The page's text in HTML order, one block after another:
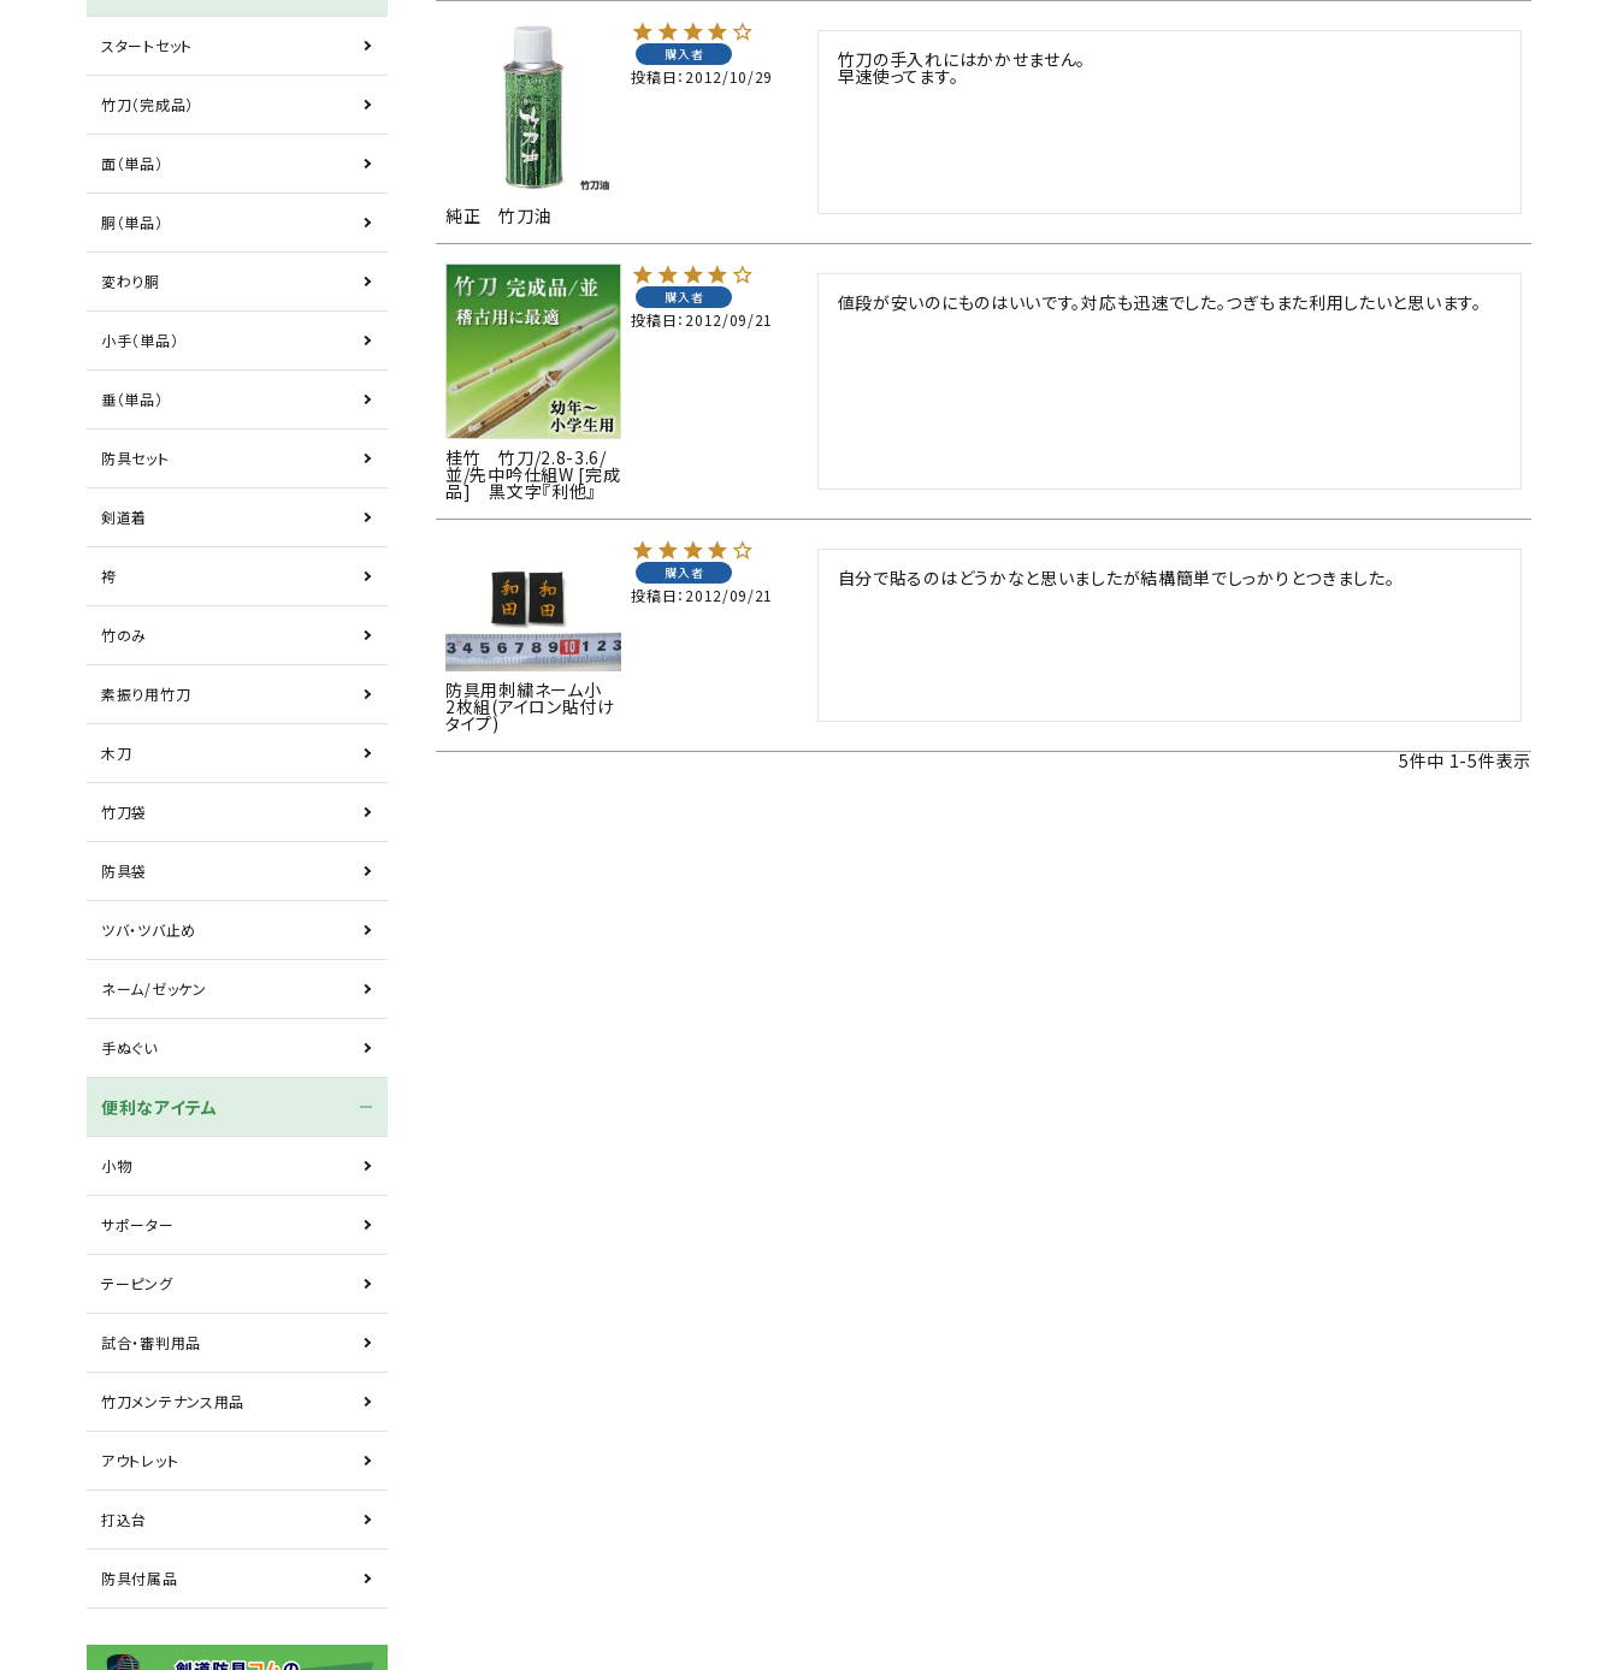
スタートセット
竹刀（完成品）
面（単品）
胴（単品）
変わり胴
小手（単品）
垂（単品）
防具セット
剣道着
袴
竹のみ
素振り用竹刀
木刀
竹刀袋
防具袋
ツバ・ツバ止め
ネーム/ゼッケン
手ぬぐい
便利なアイテム
小物
サポーター
テーピング
試合・審判用品
竹刀メンテナンス用品
アウトレット
打込台
防具付属品
純正 竹刀油
購入者
投稿日 2012/10/29
竹刀の手入れにはかかせません。
早速使ってます。
桂竹 竹刀/2.8-3.6/
並/先中吟仕組W [完成
品] 黒文字『利他』
購入者
投稿日 2012/09/21
値段が安いのにものはいいです。対応も迅速でした。つぎもまた利用したいと思います。
防具用刺繍ネーム小
2枚組(アイロン貼付け
タイプ)
購入者
投稿日 2012/09/21
自分で貼るのはどうかなと思いましたが結構簡単でしっかりとつきました。
5件中1-5件表示